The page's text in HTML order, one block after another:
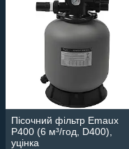
Пісочний фільтр Emaux
P400 (6 м³/год, D400),
уцінка